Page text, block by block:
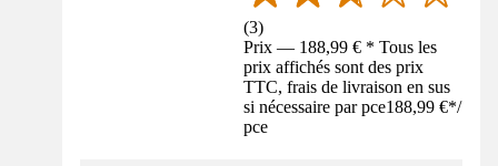
(3)
Prix — 188,99 € * Tous les
prix affichés sont des prix
TTC, frais de livraison en sus
si nécessaire par pce188,99 €*/
pce